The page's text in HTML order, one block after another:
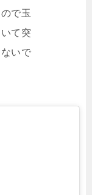
で玉
て突
いで